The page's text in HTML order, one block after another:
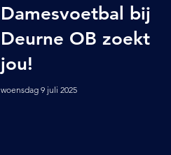
Damesvoetbal bij
Deurne OB zoekt
jou!
woensdag 9 juli 2025